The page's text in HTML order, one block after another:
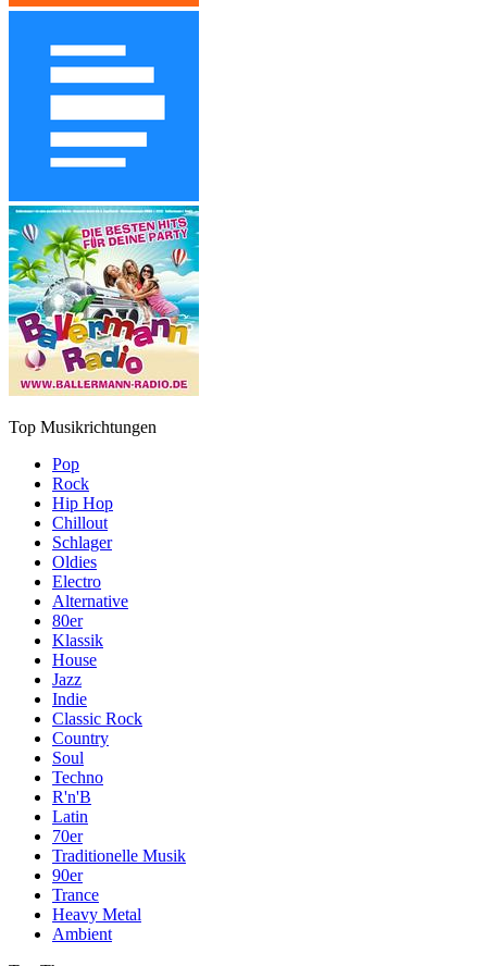
Top Musikrichtungen
Pop
Rock
Hip Hop
Chillout
Schlager
Oldies
Electro
Alternative
80er
Klassik
House
Jazz
Indie
Classic Rock
Country
Soul
Techno
R'n'B
Latin
70er
Traditionelle Musik
90er
Trance
Heavy Metal
Ambient